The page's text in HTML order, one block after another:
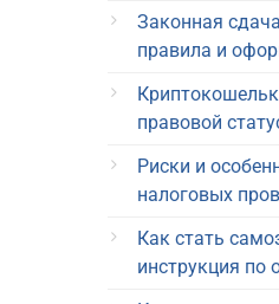
Законная
правила и
правовой
Риски и
налоговых
Как стать
инструкция